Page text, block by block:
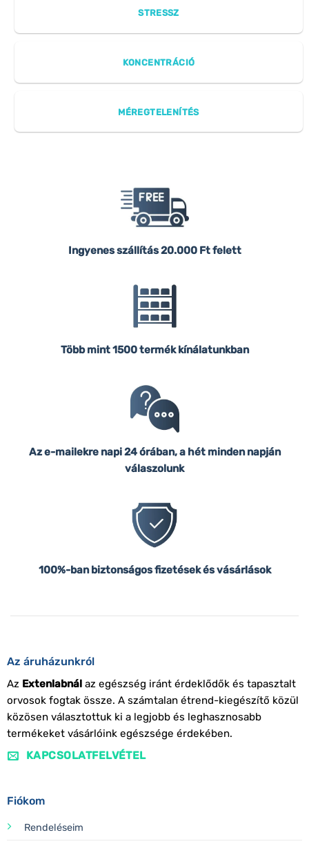
STRESSZ
KONCENTRÁCIÓ
MÉREGTELENÍTÉS
Ingyenes szállítás20.000 Ft felett
Több mint 1500 termék kínálatunkban
Az e-mailekre napi 24 órában, a hét minden napján
válaszolunk
100%-ban biztonságos fizetések és vásárlások
Az áruházunkról
Az Extenlabnálaz egészség iránt érdeklődők és tapasztalt
orvosok fogtak össze. A számtalan étrend-kiegészítő közül
közösen választottuk ki a legjobb és leghasznosabb
termékeket vásárlóink egészsége érdekében.
KAPCSOLATFELVÉTEL
Fiókom
Rendeléseim